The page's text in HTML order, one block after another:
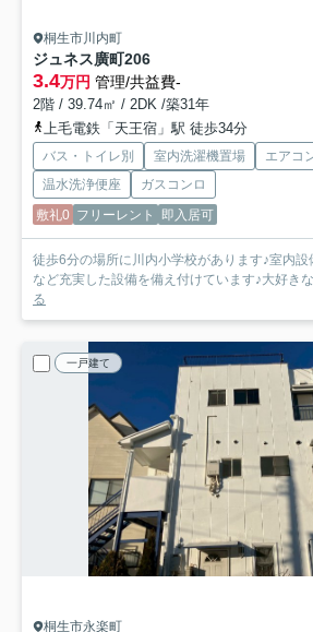
桐生市川内町
ジュネス廣町206
3.4万円 管理/共益費-
2階 / 39.74㎡ / 2DK /築31年
上毛電鉄「天王宿」駅 徒歩34分
バス・トイレ別 室内洗濯機置場 エアコ
温水洗浄便座
ガスコンロ
敷礼0 フリーレント 即入居可
徒歩6分の場所に川内小学校があります♪室内設
など充実した設備を備え付けています♪大好き
る
一戸建て
桐生市永楽町